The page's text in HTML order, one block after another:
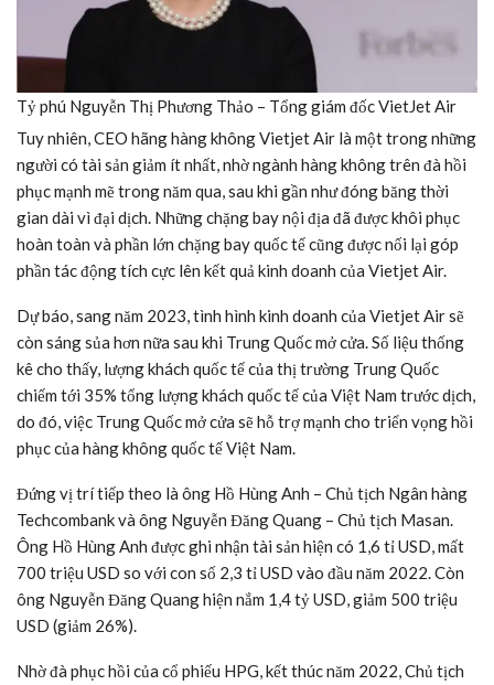
Tỷ phú Nguyễn Thị Phương Thảo – Tổng giám đốc VietJet Air
Tuy nhiên, CEO hãng hàng không Vietjet Air là một trong những
người có tài sản giảm ít nhất, nhờ ngành hàng không trên đà hồi
phục mạnh mẽ trong năm qua, sau khi gần như đóng băng thời
gian dài vì đại dịch. Những chặng bay nội địa đã được khôi phục
hoàn toàn và phần lớn chặng bay quốc tế cũng được nối lại góp
phần tác động tích cực lên kết quả kinh doanh của Vietjet Air.
Dự báo, sang năm 2023, tình hình kinh doanh của Vietjet Air sẽ
còn sáng sủa hơn nữa sau khi Trung Quốc mở cửa. Số liệu thống
kê cho thấy, lượng khách quốc tế của thị trường Trung Quốc
chiếm tới 35% tổng lượng khách quốc tế của Việt Nam trước dịch,
do đó, việc Trung Quốc mở cửa sẽ hỗ trợ mạnh cho triển vọng hồi
phục của hàng không quốc tế Việt Nam.
Đứng vị trí tiếp theo là ông Hồ Hùng Anh – Chủ tịch Ngân hàng
Techcombank và ông Nguyễn Đăng Quang – Chủ tịch Masan.
Ông Hồ Hùng Anh được ghi nhận tài sản hiện có 1,6 tỉ USD, mất
700 triệu USD so với con số 2,3 tỉ USD vào đầu năm 2022. Còn
ông Nguyễn Đăng Quang hiện nắm 1,4 tỷ USD, giảm 500 triệu
USD (giảm 26%).
Nhờ đà phục hồi của cổ phiếu HPG, kết thúc năm 2022, Chủ tịch